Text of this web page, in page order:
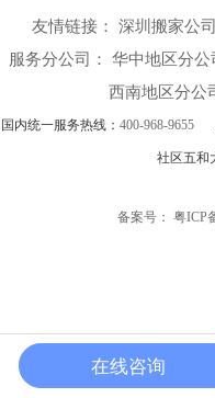
友情链接： 深圳搬家公司
服务分公司： 华中地区分公
西南地区分公司 华
国内统一服务热线： 400-968-9655总
社区五和
备案号： 粤ICP
帮德运首页在线咨询